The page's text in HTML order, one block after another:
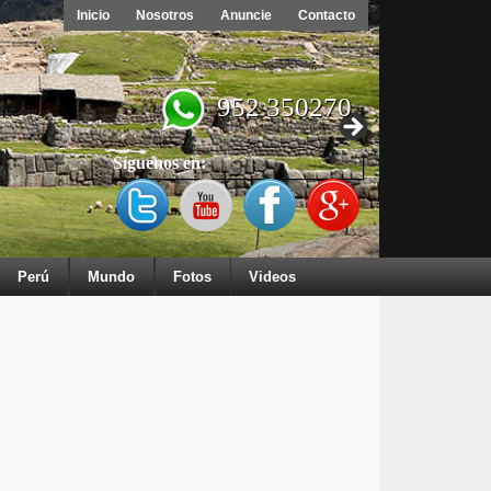
Inicio Nosotros Anuncie Contacto
952 350270
Síguenos en:
Perú Mundo Fotos Videos